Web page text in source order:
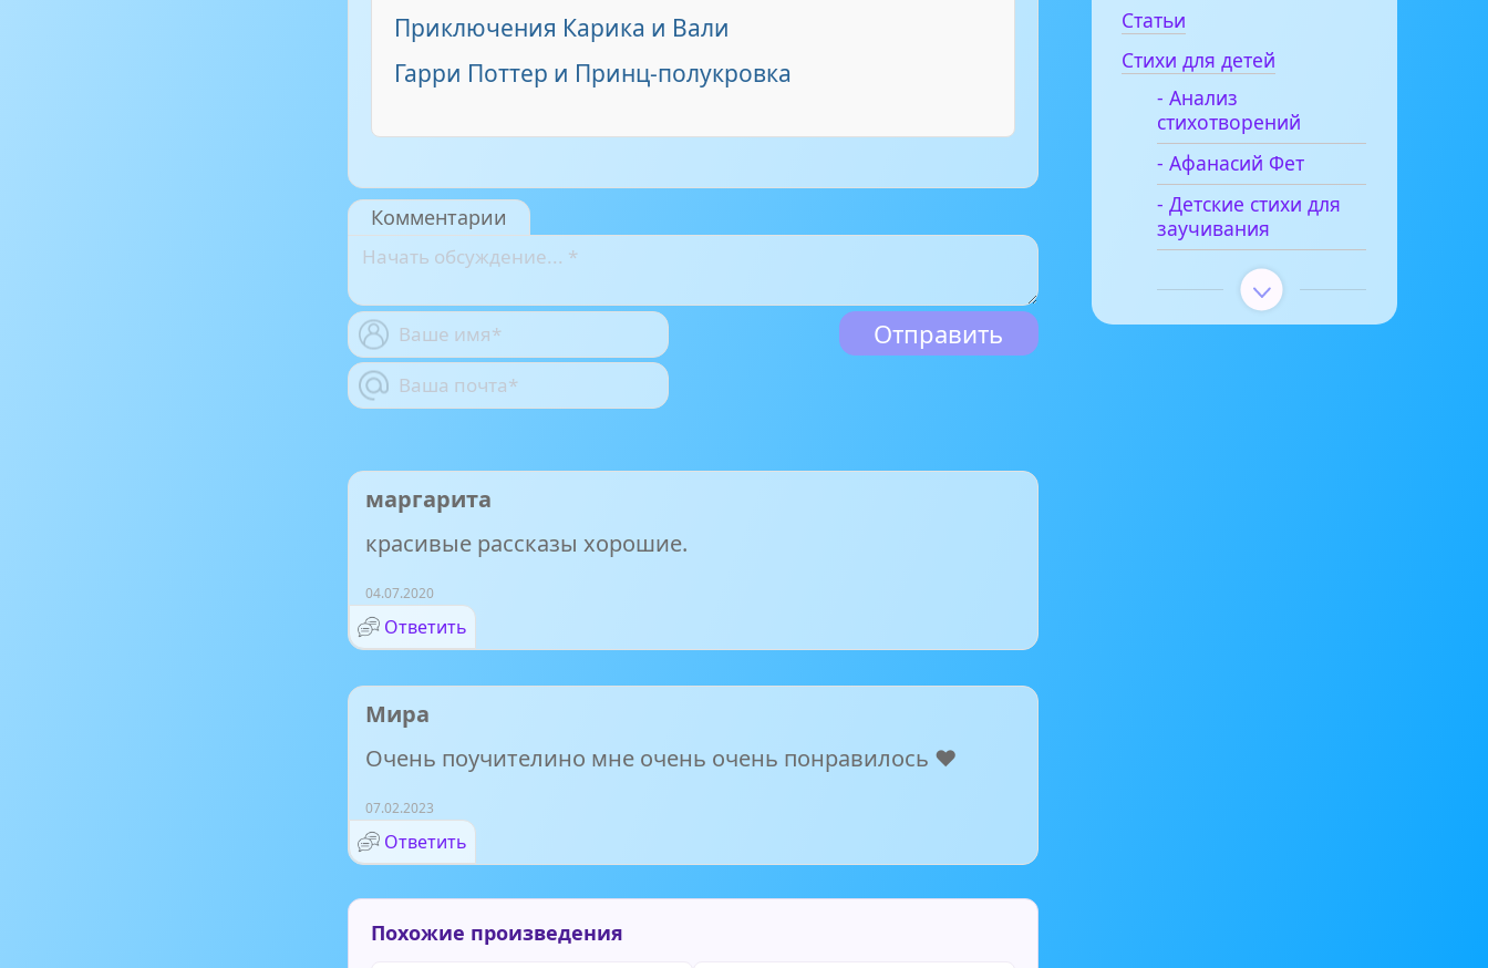
Приключения Карика и Вали
Гарри Поттер и Принц-полукровка
Комментарии
маргарита
красивые рассказы хорошие.
04.07.2020
Ответить
Мира
Очень поучителино мне очень очень понравилось ❤️
07.02.2023
Ответить
Похожие произведения
Статьи
Стихи для детей
- Анализ
стихотворений
- Афанасий Фет
- Детские стихи для
заучивания